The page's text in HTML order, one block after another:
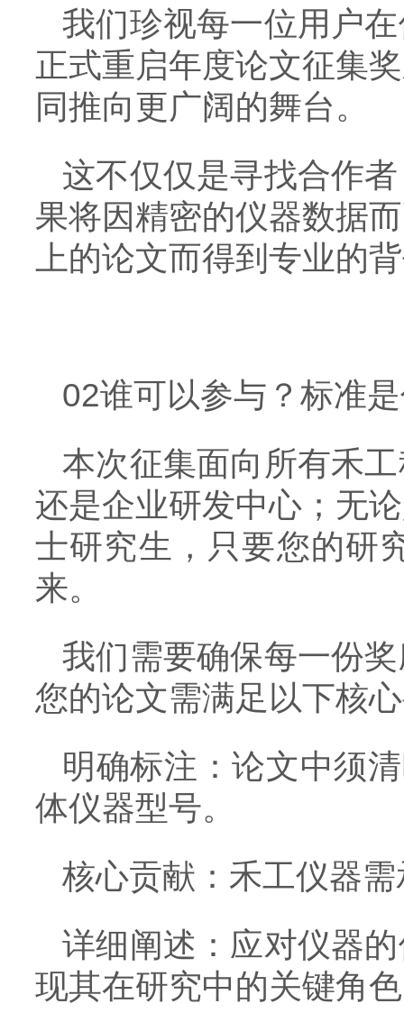
我们珍视每一位用户
正式重启年度论文征集
同推向更广阔的舞台。
这不仅仅是寻找合作
果将因精密的仪器数据
上的论文而得到专业的
02谁可以参与？标准
本次征集面向所有禾
还是企业研发中心；无
士研究生，只要您的研
来。
我们需要确保每一份
您的论文需满足以下核
明确标注：论文中须
体仪器型号。
核心贡献：禾工仪器
详细阐述：应对仪器
现其在研究中的关键角